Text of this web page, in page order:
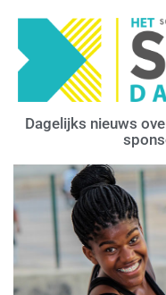
Dagelijks nieuws